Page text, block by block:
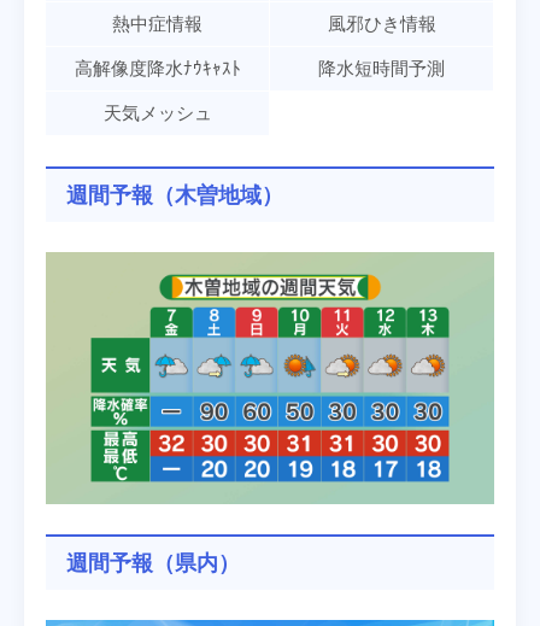
熱中症情報 風邪ひき情報
高解像度降水ﾅｳｷｬｽﾄ 降水短時間予測
天気メッシュ
週間予報（木曽地域）
週間予報（県内）